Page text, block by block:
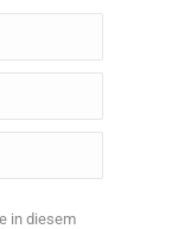
in diesem